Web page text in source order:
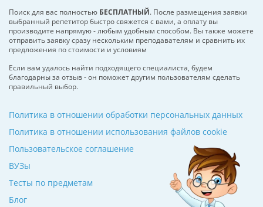
Поиск для вас полностью БЕСПЛАТНЫЙ. После размещения заявки
выбранный репетитор быстро свяжется с вами, а оплату вы
производите напрямую - любым удобным способом. Вы также можете
отправить заявку сразу нескольким преподавателям и сравнить их
предложения по стоимости и условиям
Если вам удалось найти подходящего специалиста, будем
благодарны за отзыв - он поможет другим пользователям сделать
правильный выбор.
ВУЗы
Тесты по предметам
Блог
Политика в отношении обработки персональных данных
Политика в отношении использования файлов cookie
Пользовательское соглашение